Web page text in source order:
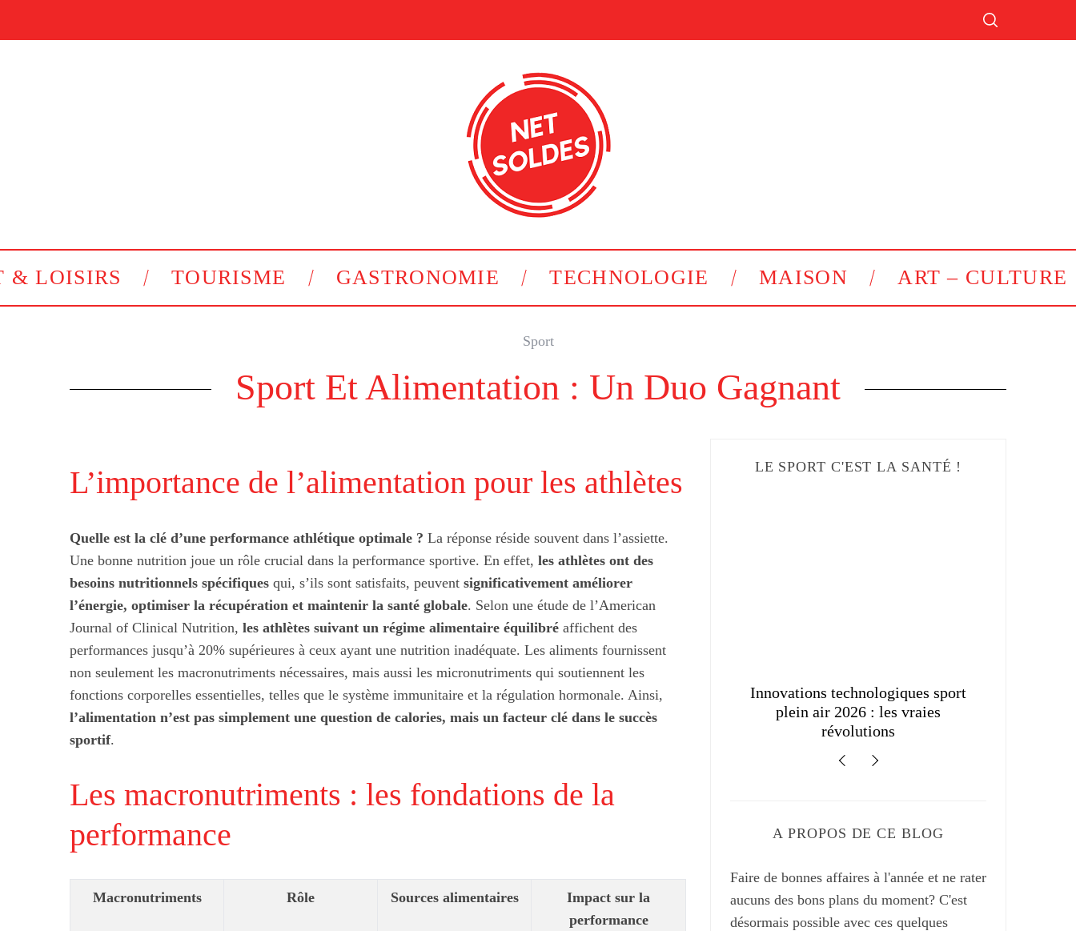
& LOISIRS TOURISME GASTRONOMIE TECHNOLOGIE MAISON ART – CULTURE
Sport
Sport Et Alimentation : Un Duo Gagnant
L’importance de l’alimentation pour les athlètes
Quelle est la clé d’une performance athlétique optimale ? La réponse réside souvent dans l’assiette.
Une bonne nutrition joue un rôle crucial dans la performance sportive. En effet, les athlètes ont des
besoins nutritionnels spécifiques qui, s’ils sont satisfaits, peuvent significativement améliorer
l’énergie, optimiser la récupération et maintenir la santé globale. Selon une étude de l’American
Journal of Clinical Nutrition, les athlètes suivant un régime alimentaire équilibré affichent des
performances jusqu’à 20% supérieures à ceux ayant une nutrition inadéquate. Les aliments fournissent
non seulement les macronutriments nécessaires, mais aussi les micronutriments qui soutiennent les
fonctions corporelles essentielles, telles que le système immunitaire et la régulation hormonale. Ainsi,
l’alimentation n’est pas simplement une question de calories, mais un facteur clé dans le succès
sportif.
Les macronutriments : les fondations de la
performance
Macronutriments Rôle Sources alimentaires
Impact sur la
performance
LE SPORT C'EST LA SANTÉ !
Boostez votre performance
sportive naturellement
Innovations technologiques sport
plein air 2026 : les vraies
Comment intégrer le sport dans
son quotidien
A PROPOS DE CE BLOG
Faire de bonnes affaires à l'année et ne rater
aucuns des bons plans du moment? C'est
désormais possible avec ces quelques